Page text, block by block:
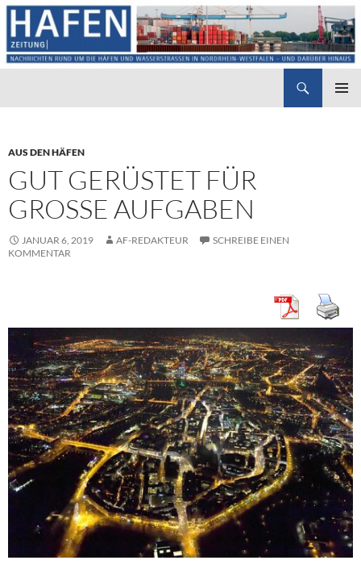
AUS DEN HÄFEN
GUT GERÜSTET FÜR
GROSSE AUFGABEN
JANUAR 6, 2019 AF-REDAKTEUR
SCHREIBE EINEN
KOMMENTAR